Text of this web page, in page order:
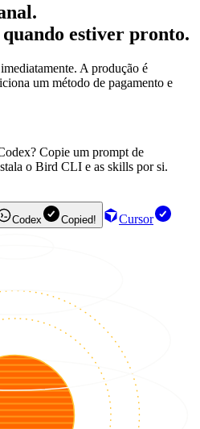
estiver pronto.
A produção é
um método de pagamento e
Copie um prompt de
o Bird CLI e as skills por si.
Codex Copied!
Cursor